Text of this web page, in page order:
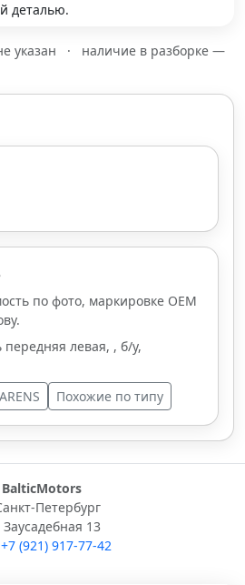
деталью.
указан ·
наличие в разборке —
по фото, маркировке OEM
левая, , б/у,
Похожие по типу
BalticMotors
Петербург
Заусадебная 13
+7 (921) 917-77-42